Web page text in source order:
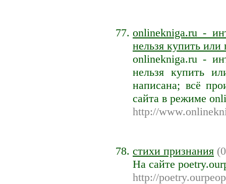
onlinekniga.ru -
нельзя купить или
onlinekniga.ru -
нельзя купить
написана; всё
сайта в режиме
http://
стихи признания
На сайте
http://